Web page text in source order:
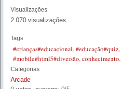
Visualizações
2.070 visualizações
Tags
#crianças#educacional,#educação#quiz,
#mobile#html5#diversão,conhecimento,
Categorias
Arcade